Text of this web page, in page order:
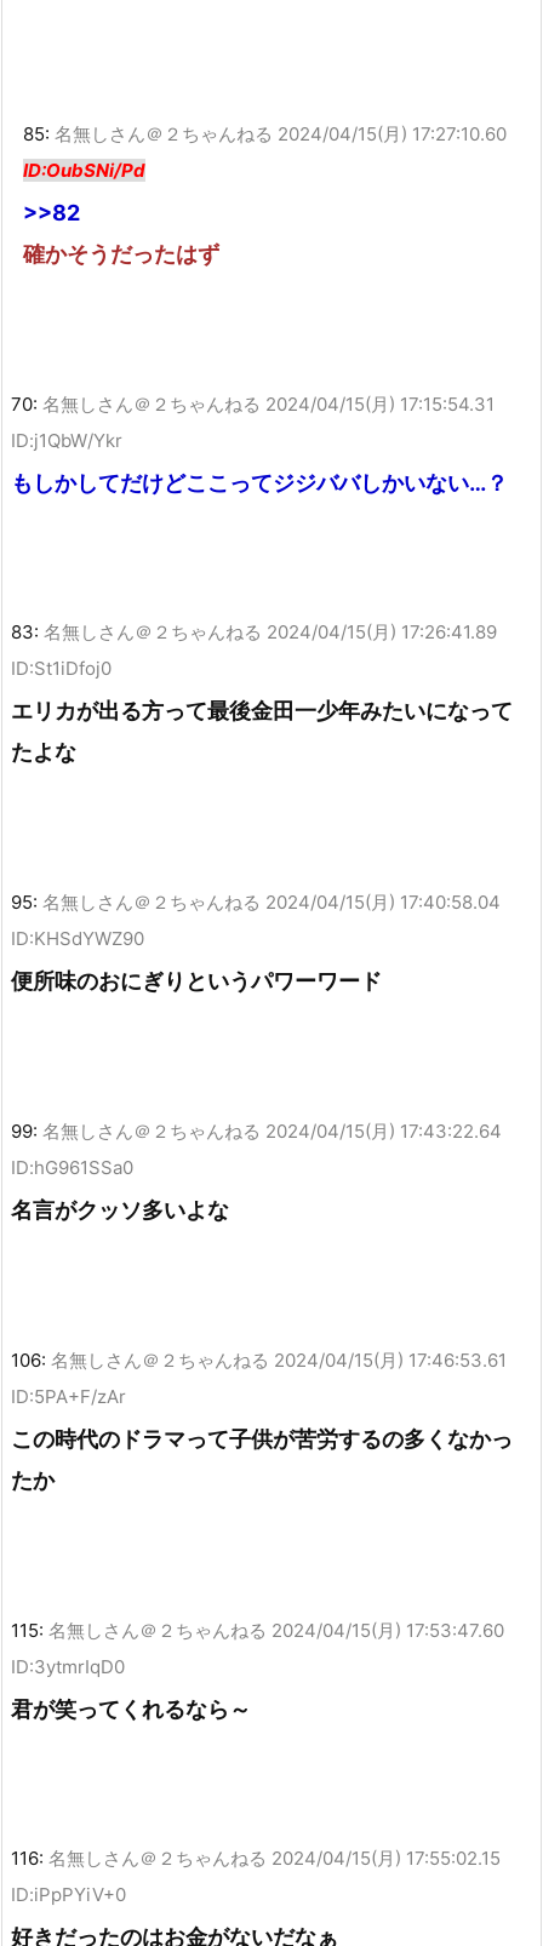
85: 名無しさん＠２ちゃんねる 2024/04/15(月) 17:27:10.60
ID:OubSNi/Pd
>>82
確かそうだったはず
70: 名無しさん＠２ちゃんねる 2024/04/15(月) 17:15:54.31
ID:j1QbW/Ykr
もしかしてだけどここってジジババしかいない…？
83: 名無しさん＠２ちゃんねる 2024/04/15(月) 17:26:41.89
ID:St1iDfoj0
エリカが出る方って最後金田一少年みたいになって
たよな
95: 名無しさん＠２ちゃんねる 2024/04/15(月) 17:40:58.04
ID:KHSdYWZ90
便所味のおにぎりというパワーワード
99: 名無しさん＠２ちゃんねる 2024/04/15(月) 17:43:22.64
ID:hG961SSa0
名言がクッソ多いよな
106: 名無しさん＠２ちゃんねる 2024/04/15(月) 17:46:53.61
ID:5PA+F/zAr
この時代のドラマって子供が苦労するの多くなかっ
たか
115: 名無しさん＠２ちゃんねる 2024/04/15(月) 17:53:47.60
ID:3ytmrIqD0
君が笑ってくれるなら～
116: 名無しさん＠２ちゃんねる 2024/04/15(月) 17:55:02.15
ID:iPpPYiV+0
好きだったのはお金がないだなぁ